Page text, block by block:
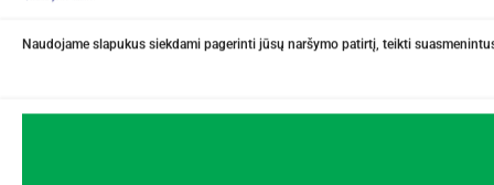
Naudojame slapukus siekdami pagerinti jūsų naršymo patirtį, teikti